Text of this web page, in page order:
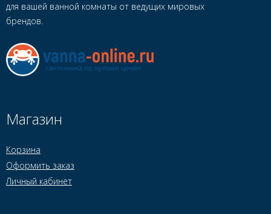
для вашей ванной комнаты от ведущих мировых
брендов.
Магазин
Корзина
Оформить заказ
Личный кабинет